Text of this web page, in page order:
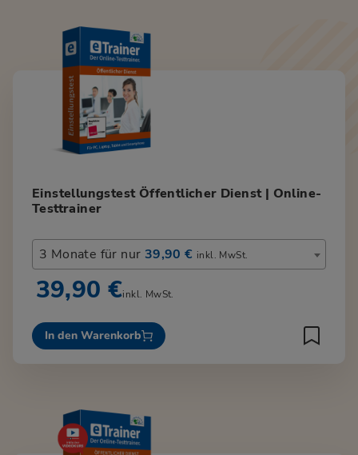
Einstellungstest Öffentlicher Dienst | Online-
Testtrainer
3 Monate für nur 39,90 € inkl. MwSt.
39,90 €inkl. MwSt.
In den Warenkorb